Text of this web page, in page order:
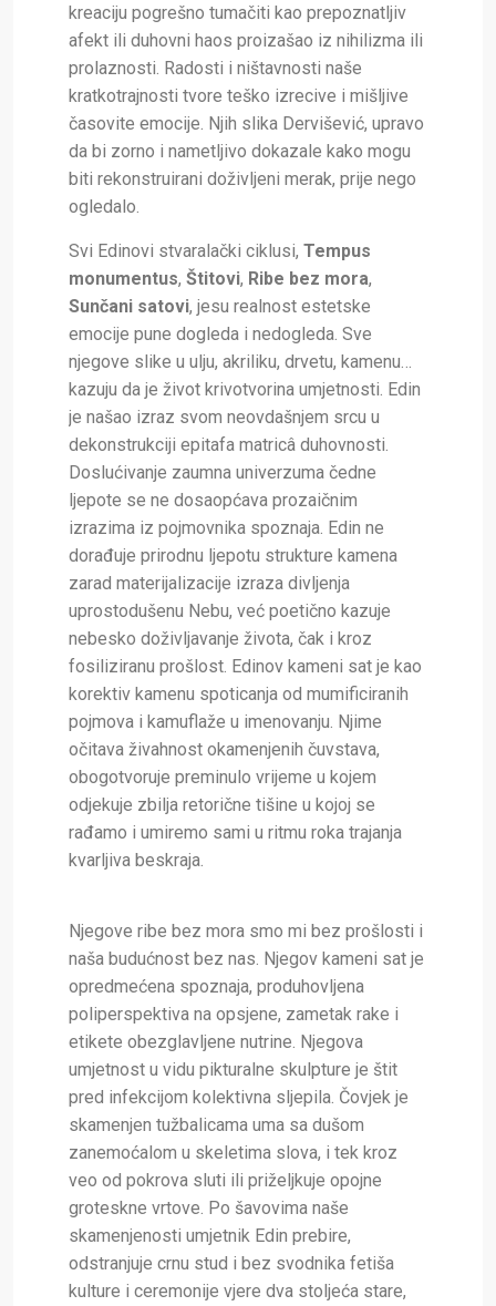
kreaciju pogrešno tumačiti kao prepoznatljiv
afekt ili duhovni haos proizašao iz nihilizma ili
prolaznosti. Radosti i ništavnosti naše
kratkotrajnosti tvore teško izrecive i mišljive
časovite emocije. Njih slika Dervišević, upravo
da bi zorno i nametljivo dokazale kako mogu
biti rekonstruirani doživljeni merak, prije nego
ogledalo.
Svi Edinovi stvaralački ciklusi, Tempus
monumentus, Štitovi, Ribe bez mora,
Sunčani satovi, jesu realnost estetske
emocije pune dogleda i nedogleda. Sve
njegove slike u ulju, akriliku, drvetu, kamenu…
kazuju da je život krivotvorina umjetnosti. Edin
je našao izraz svom neovdašnjem srcu u
dekonstrukciji epitafa matricâ duhovnosti.
Doslućivanje zaumna univerzuma čedne
ljepote se ne dosaopćava prozaičnim
izrazima iz pojmovnika spoznaja. Edin ne
dorađuje prirodnu ljepotu strukture kamena
zarad materijalizacije izraza divljenja
uprostodušenu Nebu, već poetično kazuje
nebesko doživljavanje života, čak i kroz
fosiliziranu prošlost. Edinov kameni sat je kao
korektiv kamenu spoticanja od mumificiranih
pojmova i kamuflaže u imenovanju. Njime
očitava živahnost okamenjenih čuvstava,
obogotvoruje preminulo vrijeme u kojem
odjekuje zbilja retorične tišine u kojoj se
rađamo i umiremo sami u ritmu roka trajanja
kvarljiva beskraja.
Njegove ribe bez mora smo mi bez prošlosti i
naša budućnost bez nas. Njegov kameni sat je
opredmećena spoznaja, produhovljena
poliperspektiva na opsjene, zametak rake i
etikete obezglavljene nutrine. Njegova
umjetnost u vidu pikturalne skulpture je štit
pred infekcijom kolektivna sljepila. Čovjek je
skamenjen tužbalicama uma sa dušom
zanemoćalom u skeletima slova, i tek kroz
veo od pokrova sluti ili priželjkuje opojne
groteskne vrtove. Po šavovima naše
skamenjenosti umjetnik Edin prebire,
odstranjuje crnu stud i bez svodnika fetiša
kulture i ceremonije vjere dva stoljeća stare,